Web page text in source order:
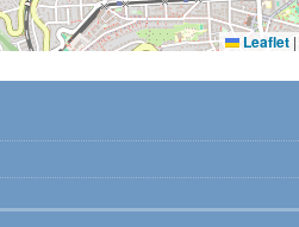
Leaflet |